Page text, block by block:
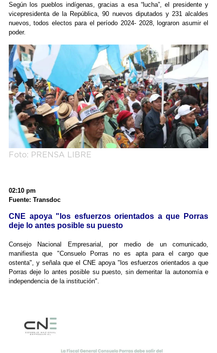
Según los pueblos indígenas, gracias a esa “lucha”, el presidente y
vicepresidenta de la República, 90 nuevos diputados y 231 alcaldes
nuevos, todos electos para el período 2024- 2028, lograron asumir el
poder.
Foto: PRENSA LIBRE
02:10 pm
Fuente: Transdoc
CNE apoya "los esfuerzos orientados a que Porras
deje lo antes posible su puesto
Consejo Nacional Empresarial, por medio de un comunicado,
manifiesta que "Consuelo Porras no es apta para el cargo que
ostenta", y señala que el CNE apoya "los esfuerzos orientados a que
Porras deje lo antes posible su puesto, sin demeritar la autonomía e
independencia de la institución".